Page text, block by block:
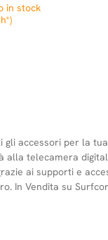
in stock
gli accessori per la
alla telecamera
ai supporti e
In Vendita su